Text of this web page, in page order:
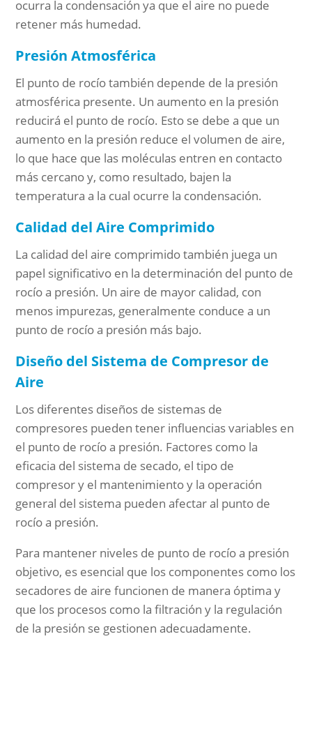
ocurra la condensación ya que el aire no puede
retener más humedad.
Presión Atmosférica
El punto de rocío también depende de la presión
atmosférica presente. Un aumento en la presión
reducirá el punto de rocío. Esto se debe a que un
aumento en la presión reduce el volumen de aire,
lo que hace que las moléculas entren en contacto
más cercano y, como resultado, bajen la
temperatura a la cual ocurre la condensación.
Calidad del Aire Comprimido
La calidad del aire comprimido también juega un
papel significativo en la determinación del punto de
rocío a presión. Un aire de mayor calidad, con
menos impurezas, generalmente conduce a un
punto de rocío a presión más bajo.
Diseño del Sistema de Compresor de
Aire
Los diferentes diseños de sistemas de
compresores pueden tener influencias variables en
el punto de rocío a presión. Factores como la
eficacia del sistema de secado, el tipo de
compresor y el mantenimiento y la operación
general del sistema pueden afectar al punto de
rocío a presión.
Para mantener niveles de punto de rocío a presión
objetivo, es esencial que los componentes como los
secadores de aire funcionen de manera óptima y
que los procesos como la filtración y la regulación
de la presión se gestionen adecuadamente.